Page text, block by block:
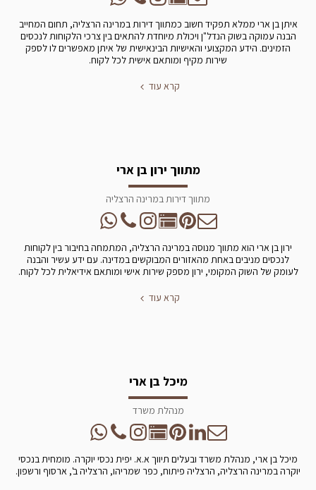
איתן בן ארי ממלא תפקיד חשוב כמתווך דירות במרינה הרצליה, תחום המחייב
הבנה עמוקה בשוק הנדל"ן ויכולת מיוחדת להתאים בין צרכי הלקוחות לנכסים
הזמינים. הידע המקצועי והאישיות הבינאישית של איתן מאפשרים לו לספק
שירות מקיף ומותאם אישית לכל לקוח.
קרא עוד
מתווך ירון בן ארי
מתווך דירות במרינה הרצליה
ירון בן ארי הוא מתווך מנוסה במרינה הרצליה, המתמחה בחיבור בין לקוחות
לנכסים מניבים באחת מהאזורים המבוקשים במדינה. עם ידע עשיר והבנה
לעומק של השוק המקומי, ירון מספק שירות אישי ומותאם אידיאלית לכל לקוח.
קרא עוד
מיכל בן ארי
מנהלת משרד
מיכל בן ארי, מנהלת משרד ובעלים תיווך א.א. יפית נכסי יוקרה. מומחית בנכסי
יוקרה במרינה הרצליה, הרצליה פיתוח, כפר שמריהו, הרצליה ב', ארסוף ורשפון.